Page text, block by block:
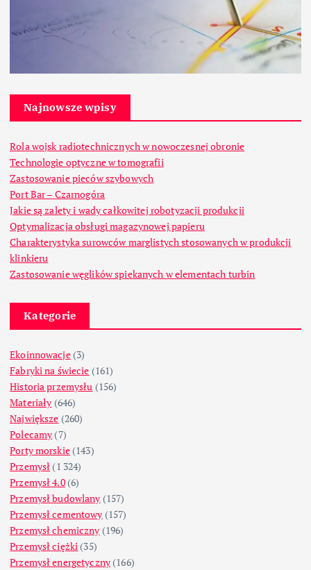
Najnowsze wpisy
Rola wojsk radiotechnicznych w nowoczesnej obronie
Technologie optyczne w tomografii
Zastosowanie pieców szybowych
Port Bar – Czarnogóra
Jakie są zalety i wady całkowitej robotyzacji produkcji
Optymalizacja obsługi magazynowej papieru
Charakterystyka surowców marglistych stosowanych w produkcji
klinkieru
Zastosowanie węglików spiekanych w elementach turbin
Kategorie
Ekoinnowacje(3)
Fabryki na świecie (161)
Historia przemysłu (156)
Materiały (646)
Największe (260)
Polecamy (7)
Porty morskie(143)
Przemysł (1 324)
Przemysł 4.0(6)
Przemysł budowlany (157)
Przemysł cementowy (157)
Przemysł chemiczny (196)
Przemysł ciężki (35)
Przemysł energetyczny (166)